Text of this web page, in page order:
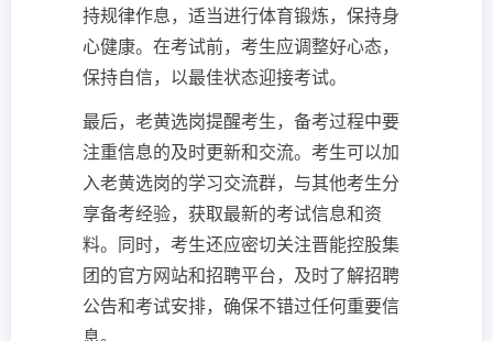
持规律作息，适当进行体育锻炼，保持身
心健康。在考试前，考生应调整好心态，
保持自信，以最佳状态迎接考试。
最后，老黄选岗提醒考生，备考过程中要
注重信息的及时更新和交流。考生可以加
入老黄选岗的学习交流群，与其他考生分
享备考经验，获取最新的考试信息和资
料。同时，考生还应密切关注晋能控股集
团的官方网站和招聘平台，及时了解招聘
公告和考试安排，确保不错过任何重要信